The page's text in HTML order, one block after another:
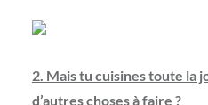
2. Mais tu cuisines toute la
d’autres choses à faire ?